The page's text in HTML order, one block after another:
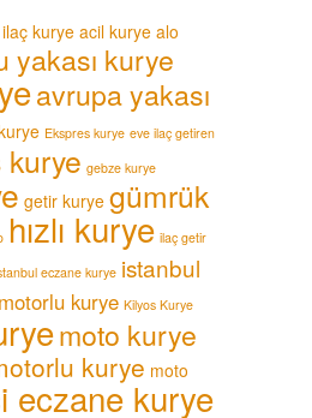
kurye acil kurye alo
yakası kurye
avrupa yakası
Ekspres kurye eve ilaç getiren
kurye gebze kurye
getir kurye gümrük
hızlı kurye ilaç getir
eczane kurye istanbul
kurye Kilyos Kurye
moto kurye
kurye moto
eczane kurye